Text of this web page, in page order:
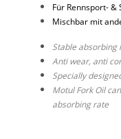
Für Rennsport- &
Mischbar mit
Stable
Anti wear, anti
Specially
Motul Fork Oil
absorbing rate